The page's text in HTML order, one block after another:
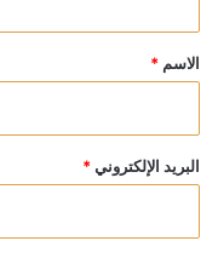
*
الاسم *
البريد الإلكتروني *